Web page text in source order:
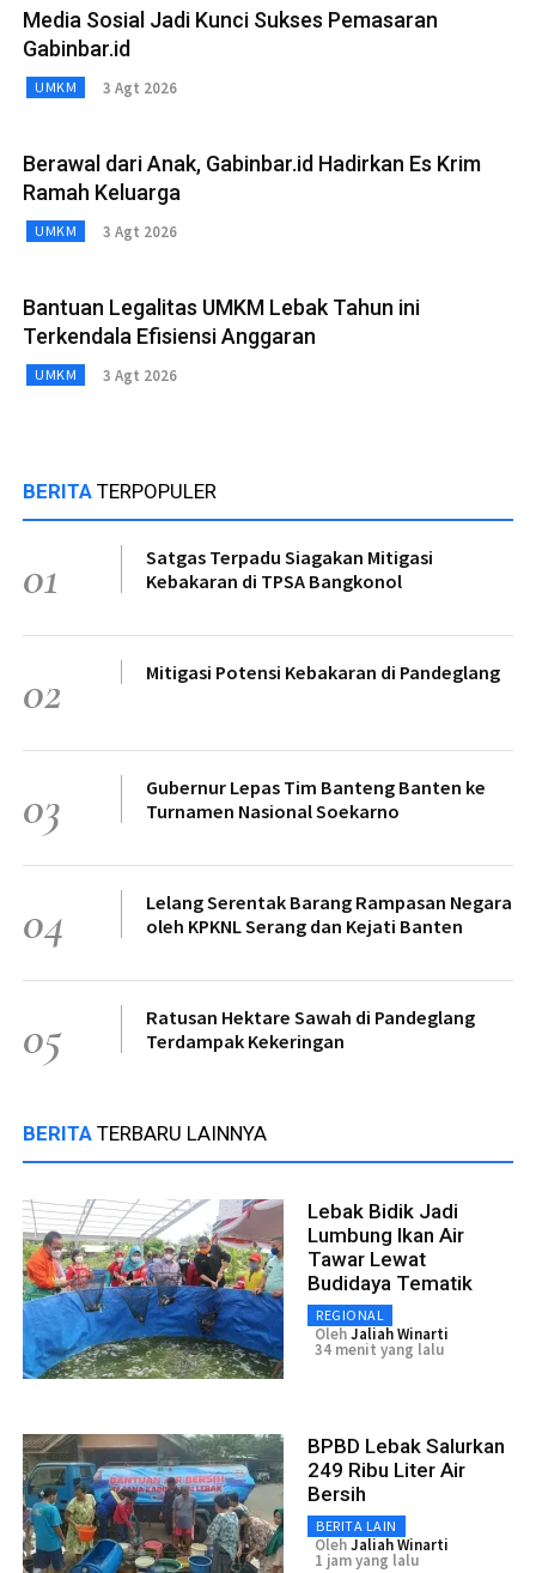
Media Sosial Jadi Kunci Sukses Pemasaran
Gabinbar.id
UMKM 3 Agt 2026
Berawal dari Anak, Gabinbar.id Hadirkan Es Krim
Ramah Keluarga
UMKM 3 Agt 2026
Bantuan Legalitas UMKM Lebak Tahun ini
Terkendala Efisiensi Anggaran
UMKM 3 Agt 2026
BERITA TERPOPULER
01
Satgas Terpadu Siagakan Mitigasi
Kebakaran di TPSA Bangkonol
02 Mitigasi Potensi Kebakaran di Pandeglang
03
Gubernur Lepas Tim Banteng Banten ke
Turnamen Nasional Soekarno
04
Lelang Serentak Barang Rampasan Negara
oleh KPKNL Serang dan Kejati Banten
05
Ratusan Hektare Sawah di Pandeglang
Terdampak Kekeringan
BERITA TERBARU LAINNYA
Lebak Bidik Jadi
Lumbung Ikan Air
Tawar Lewat
Budidaya Tematik
REGIONAL
OlehJaliah Winarti
34 menit yang lalu
BPBD Lebak Salurkan
249 Ribu Liter Air
Bersih
BERITA LAIN
OlehJaliah Winarti
1 jam yang lalu